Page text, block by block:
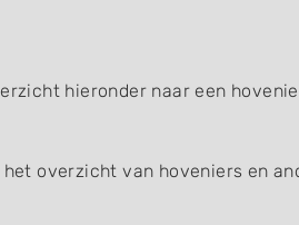
hieronder naar een
het overzicht van hoveniers en